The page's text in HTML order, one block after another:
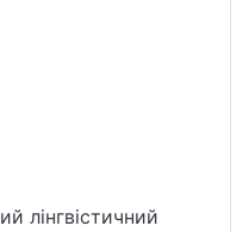
лінгвістичний